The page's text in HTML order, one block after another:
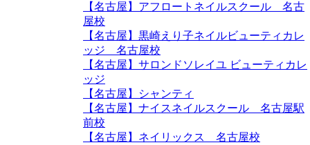
【名古屋】アフロートネイルスクール 名古
屋校
【名古屋】黒崎えり子ネイルビューティカレ
ッジ 名古屋校
【名古屋】サロンドソレイユ ビューティカレ
ッジ
【名古屋】シャンティ
【名古屋】ナイスネイルスクール 名古屋駅
前校
【名古屋】ネイリックス 名古屋校